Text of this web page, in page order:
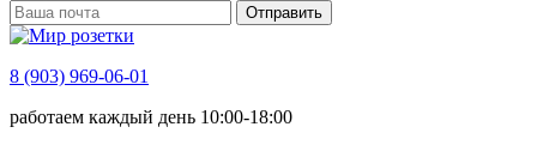
Отправить
8 (903) 969-06-01
работаем каждый день 10:00-18:00